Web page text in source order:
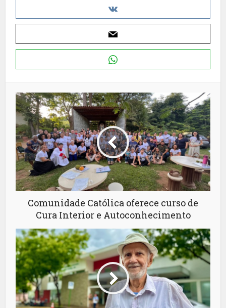
Comunidade Católica oferece curso de
Cura Interior e Autoconhecimento